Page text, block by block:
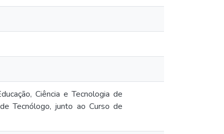
Ciência e Tecnologia de
Tecnólogo, junto ao Curso de